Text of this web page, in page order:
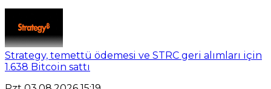
Strategy, temettü ödemesi ve STRC geri alımları için
1.638 Bitcoin sattı